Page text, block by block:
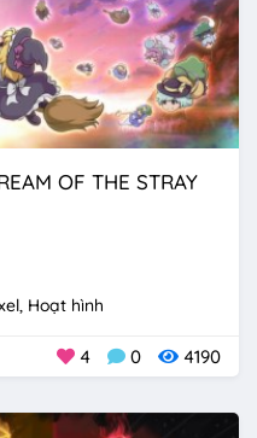
OF THE STRAY
Hoạt hình
4 0 4190